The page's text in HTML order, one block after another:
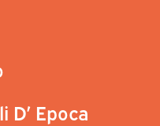
D’ Epoca